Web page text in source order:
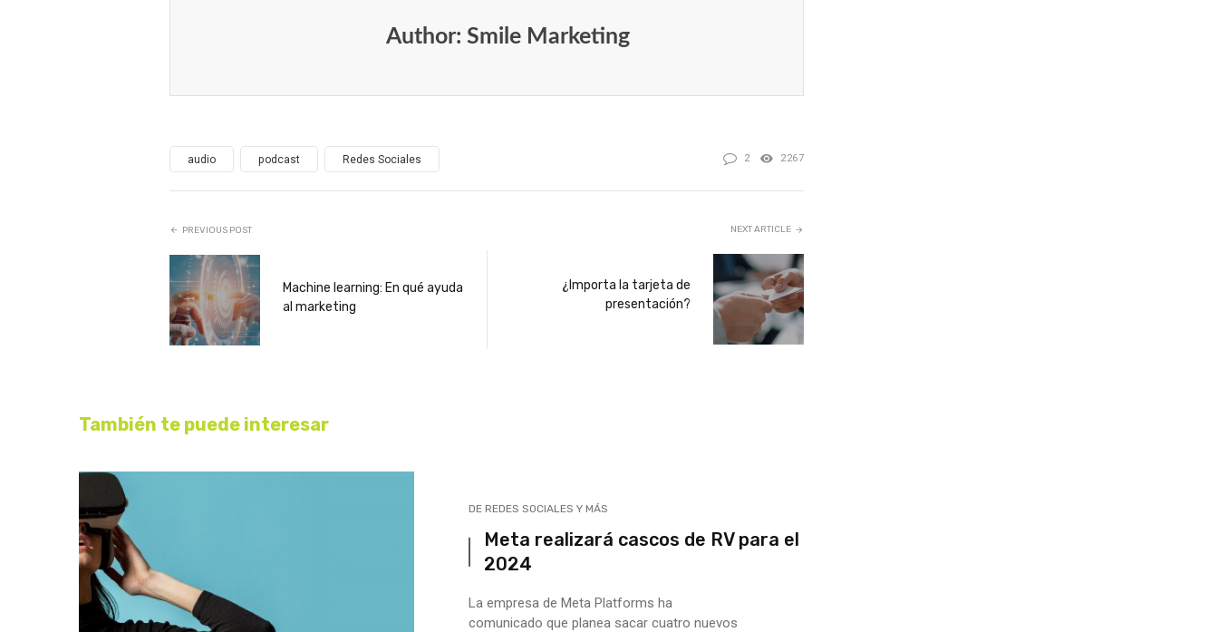
Author: Smile Marketing
audio podcast Redes Sociales 2 2267
PREVIOUS POST
Machine learning: En qué ayuda
al marketing
NEXT ARTICLE
¿Importa la tarjeta de
presentación?
También te puede interesar
DE REDES SOCIALES Y MÁS
Meta realizará cascos de RV para el
2024
La empresa de Meta Platforms ha
comunicado que planea sacar cuatro nuevos